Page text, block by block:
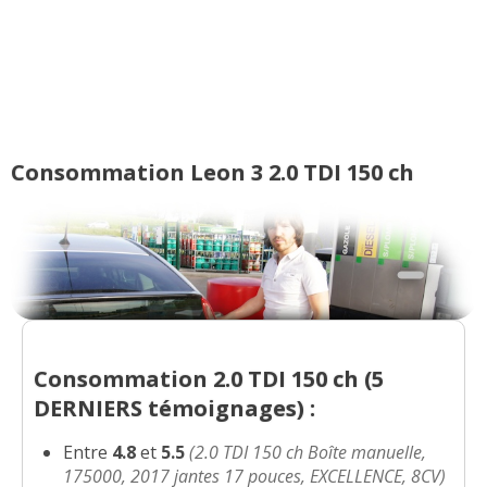
5000KMS(1 )
15/20 2.0 TDI 150 ch 145000 (0
14/20
2.0 TDI 150 ch DSG6 56000kms année
2017 jante(0 )
18/20
2.0 TDI 150 ch Finition Xcellence 2017,
boîte
0
14/20
2.0 TDI 150 ch vibration tableau de
bord(0 )
Consommation Leon 3 2.0 TDI 150 ch
Consommation 2.0 TDI 150 ch (5
DERNIERS témoignages) :
Entre 4.8 et 5.5 (2.0 TDI 150 ch Boîte manuelle,
175000, 2017 jantes 17 pouces, EXCELLENCE, 8CV)